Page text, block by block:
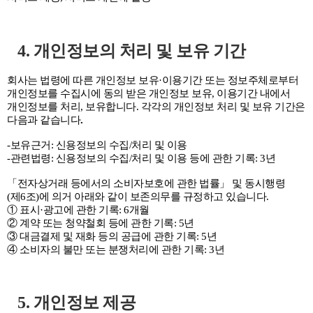
4. 개인정보의 처리 및 보유 기간
회사는 법령에 따른 개인정보 보유·이용기간 또는 정보주체로부터
개인정보를 수집시에 동의 받은 개인정보 보유, 이용기간 내에서
개인정보를 처리, 보유합니다. 각각의 개인정보 처리 및 보유 기간은
다음과 같습니다.
-보유근거: 신용정보의 수집/처리 및 이용
-관련법령: 신용정보의 수집/처리 및 이용 등에 관한 기록: 3년
「전자상거래 등에서의 소비자보호에 관한 법률」 및 동시행령
(제6조)에 의거 아래와 같이 보존의무를 규정하고 있습니다.
① 표시·광고에 관한 기록: 6개월
② 계약 또는 청약철회 등에 관한 기록: 5년
③ 대금결제 및 재화 등의 공급에 관한 기록: 5년
④ 소비자의 불만 또는 분쟁처리에 관한 기록: 3년
5. 개인정보 제공